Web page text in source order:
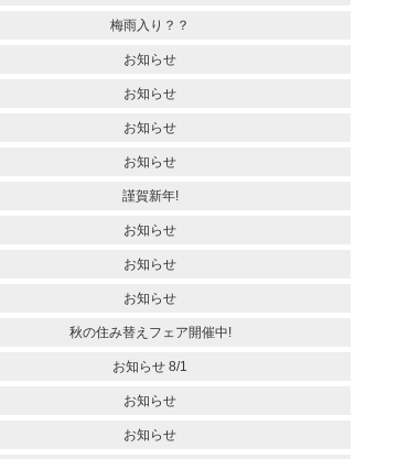
梅雨入り？？
お知らせ
お知らせ
お知らせ
お知らせ
謹賀新年!
お知らせ
お知らせ
お知らせ
秋の住み替えフェア開催中!
お知らせ 8/1
お知らせ
お知らせ